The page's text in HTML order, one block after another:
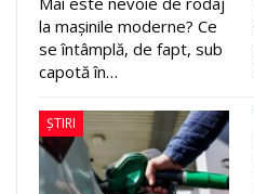
la mașinile moderne? Ce
se întâmplă, de fapt, sub
capotă în…
ȘTIRI